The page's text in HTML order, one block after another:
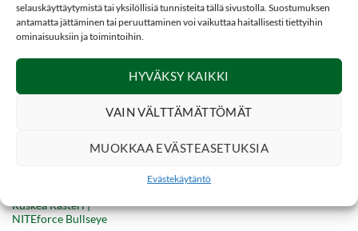
selauskäyttäytymistä tai yksilöllisiä tunnisteita tällä sivustolla. Suostumuksen
antamatta jättäminen tai peruuttaminen voi vaikuttaa haitallisesti tiettyihin
ominaisuuksiin ja toimintoihin.
HYVÄKSY KAIKKI
VAIN VÄLTTÄMÄTTÖMÄT
MUOKKAA EVÄSTEASETUKSIA
Evästekäytäntö
-23%
Ruskea Rasteri |
NITEforce Bullseye
5,05€
Alkuperäinen
oli:
Nykyinen
on: